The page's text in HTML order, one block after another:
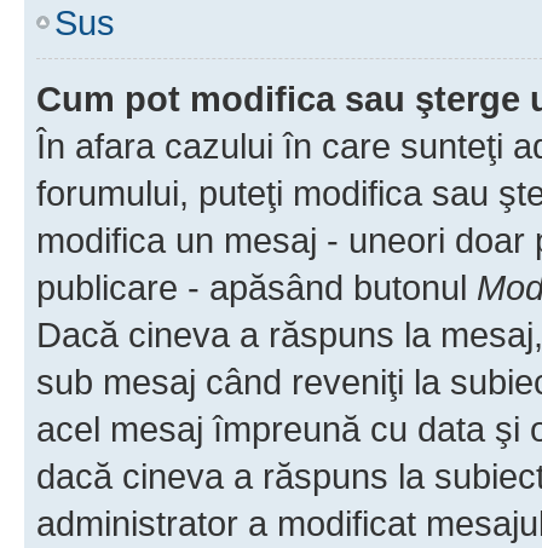
Sus
Cum pot modifica sau şterge
În afara cazului în care sunteţi
forumului, puteţi modifica sau
modifica un mesaj - uneori
publicare - apăsând butonul
Dacă cineva a răspuns la
sub mesaj când reveniţi la
acel mesaj împreună cu data şi
dacă cineva a răspuns la
administrator a modificat